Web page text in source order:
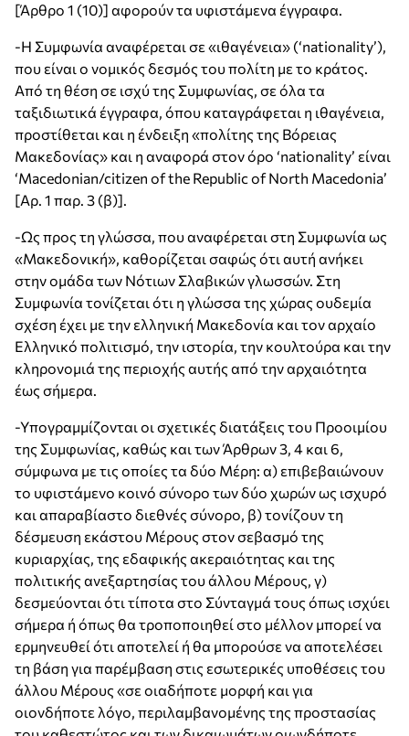
[Άρθρο 1 (10)] αφορούν τα υφιστάμενα έγγραφα.
-Η Συμφωνία αναφέρεται σε «ιθαγένεια» (‘nationality’),
που είναι ο νομικός δεσμός του πολίτη με το κράτος.
Από τη θέση σε ισχύ της Συμφωνίας, σε όλα τα
ταξιδιωτικά έγγραφα, όπου καταγράφεται η ιθαγένεια,
προστίθεται και η ένδειξη «πολίτης της Βόρειας
Μακεδονίας» και η αναφορά στον όρο ‘nationality’ είναι
‘Macedonian/citizen of the Republic of North Macedonia’
[Αρ. 1 παρ. 3 (β)].
-Ως προς τη γλώσσα, που αναφέρεται στη Συμφωνία ως
«Μακεδονική», καθορίζεται σαφώς ότι αυτή ανήκει
στην ομάδα των Νότιων Σλαβικών γλωσσών. Στη
Συμφωνία τονίζεται ότι η γλώσσα της χώρας ουδεμία
σχέση έχει με την ελληνική Μακεδονία και τον αρχαίο
Ελληνικό πολιτισμό, την ιστορία, την κουλτούρα και την
κληρονομιά της περιοχής αυτής από την αρχαιότητα
έως σήμερα.
-Υπογραμμίζονται οι σχετικές διατάξεις του Προοιμίου
της Συμφωνίας, καθώς και των Άρθρων 3, 4 και 6,
σύμφωνα με τις οποίες τα δύο Μέρη: α) επιβεβαιώνουν
το υφιστάμενο κοινό σύνορο των δύο χωρών ως ισχυρό
και απαραβίαστο διεθνές σύνορο, β) τονίζουν τη
δέσμευση εκάστου Μέρους στον σεβασμό της
κυριαρχίας, της εδαφικής ακεραιότητας και της
πολιτικής ανεξαρτησίας του άλλου Μέρους, γ)
δεσμεύονται ότι τίποτα στο Σύνταγμά τους όπως ισχύει
σήμερα ή όπως θα τροποποιηθεί στο μέλλον μπορεί να
ερμηνευθεί ότι αποτελεί ή θα μπορούσε να αποτελέσει
τη βάση για παρέμβαση στις εσωτερικές υποθέσεις του
άλλου Μέρους «σε οιαδήποτε μορφή και για
οιονδήποτε λόγο, περιλαμβανομένης της προστασίας